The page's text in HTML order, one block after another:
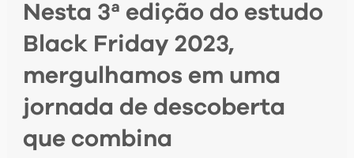
Nesta 3ª edição do estudo
Black Friday 2023,
mergulhamos em uma
jornada de descoberta
que combina